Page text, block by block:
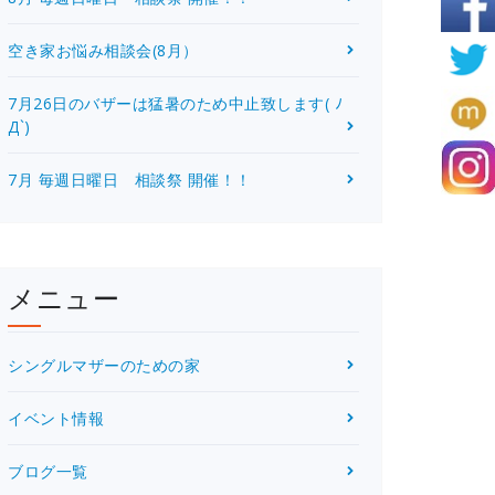
空き家お悩み相談会(8月）
7月26日のバザーは猛暑のため中止致します( ﾉ
Д`)
7月 毎週日曜日 相談祭 開催！！
メニュー
シングルマザーのための家
イベント情報
ブログ一覧